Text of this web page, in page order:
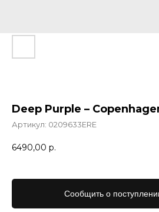
Deep Purple ‎–
Артикул: 0209633ERE
6490,00 р.
Сообщить о